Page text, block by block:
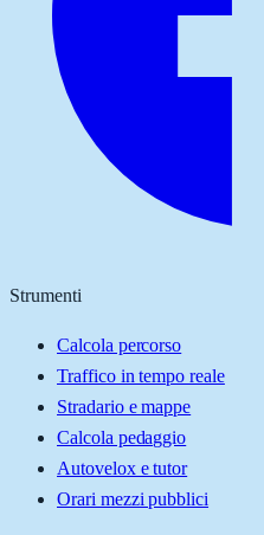
Strumenti
Calcola percorso
Traffico in tempo reale
Stradario e mappe
Calcola pedaggio
Autovelox e tutor
Orari mezzi pubblici